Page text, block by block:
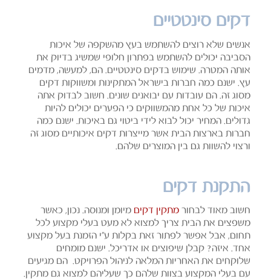
דקים סינטטיים
אנשים שלא רוצים להשתמש בעץ מהשקפה של איכות
הסביבה יכולים להשתמש בפתרון חלופי שמשיג בדיוק את
אותה המטרה. שימוש בדקים סינטטיים. הם, למעשה, מדמים
עץ. ישנם כמה חברות בישראל המתקינות ומשווקות דקים
מסוג זה. הם עובדות עם יבואנים שונים. חשוב לבדוק אתה
איכות של כל אחת מהמשווקים כי הפערים יכולים להיות
גדולים. המחיר יכול לבוא לידי ביטוי גם באיכות. ישנם כמה
חברות בארצות הבית אשר מייצרות דקים איכותיים מסוג זה
ורצוי להשוות גם בין המוצרים שלהם.
התקנת דקים
חשוב מאוד לבחור מתקין דקים מיומן ומנוסה. נכון, כאשר
משפצים את הבית צריך למצוא לא מעט בעלי מקצוע לכל
תחום, אבל אפשר לפתור זאת בקלות ע"י הזמנת בעל מקצוע
אחד. איזה? קבלן שיפוצים או אדריכל. ישנם מומחים
שלוקחים את האחריות המלאה לניהול הפרויקט. הם מגיעים
עם בעלי המקצוע בצוות שלהם כך שעליהם למצוא גם מתקין.